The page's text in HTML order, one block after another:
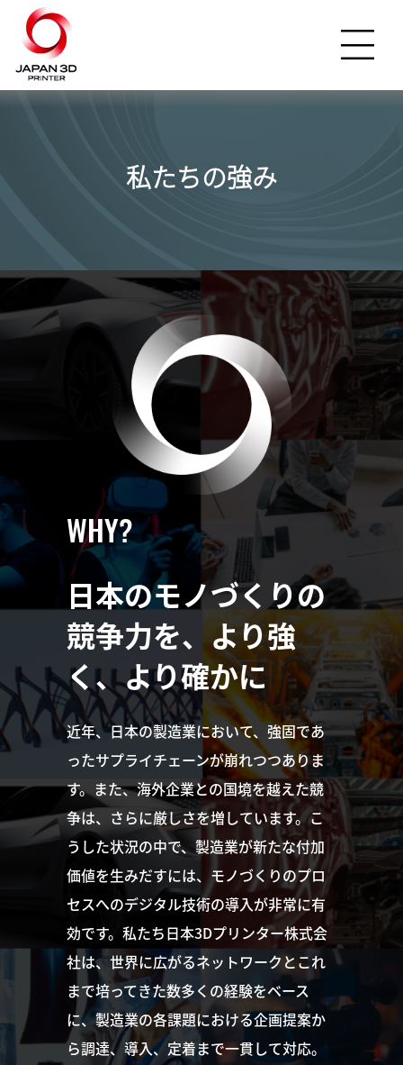
私たちの強み
WHY?
日本のモノづくりの
競争力を、より強
く、より確かに
近年、日本の製造業において、強固であ
ったサプライチェーンが崩れつつありま
す。また、海外企業との国境を越えた競
争は、さらに厳しさを増しています。こ
うした状況の中で、製造業が新たな付加
価値を生みだすには、モノづくりのプロ
セスへのデジタル技術の導入が非常に有
効です。私たち日本3Dプリンター株式会
社は、世界に広がるネットワークとこれ
まで培ってきた数多くの経験をベース
に、製造業の各課題における企画提案か
ら調達、導入、定着まで一貫して対応。